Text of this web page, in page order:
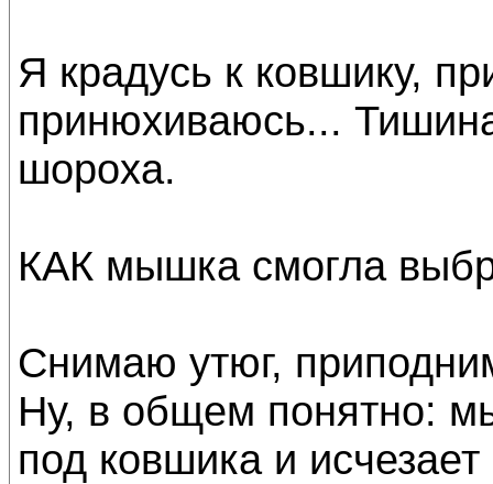
Я крадусь к ковшику,
принюхиваюсь...
шороха.
КАК мышка смогла
Снимаю утюг,
Ну, в общем понятно:
под ковшика и